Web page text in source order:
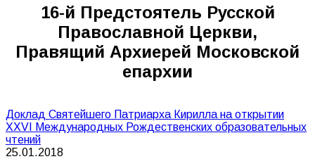
16-й Предстоятель Русской
Православной Церкви,
Правящий Архиерей Московской
епархии
Доклад Святейшего Патриарха Кирилла на открытии
XXVI Международных Рождественских образовательных
чтений
25.01.2018